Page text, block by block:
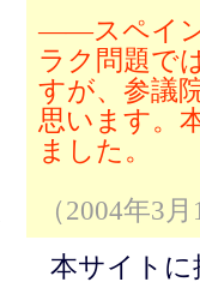
――スペイン
ラク問題で
すが、参議
思います。
ました。
（2004年3
本サイトに